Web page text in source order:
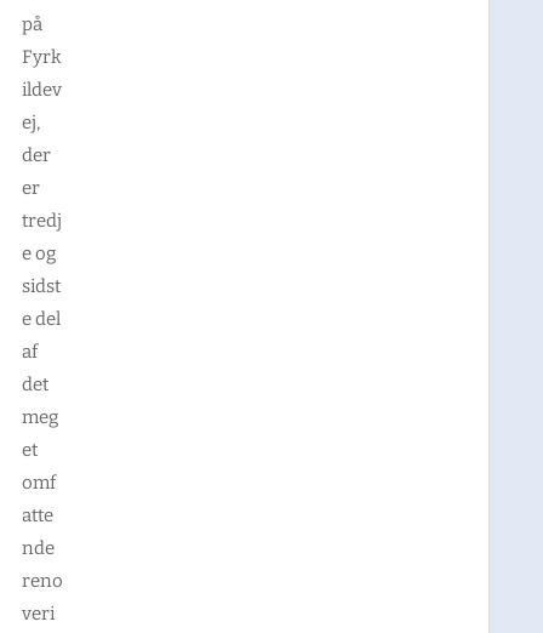
på
Fyrk
ildev
ej,
der
er
tredj
e og
sidst
e del
af
det
meg
et
omf
atte
nde
reno
veri